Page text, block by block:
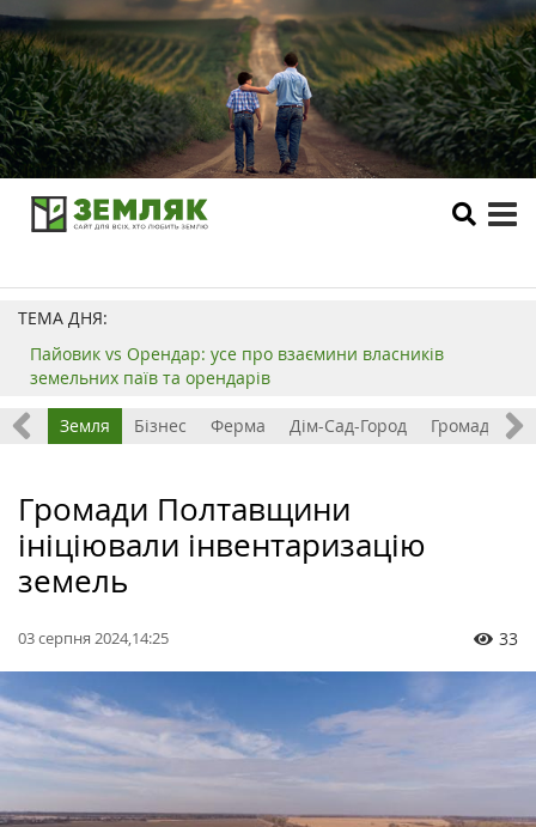
ТЕМА ДНЯ:
Пайовик vs Орендар: усе про взаємини власників
земельних паїв та орендарів
Все Земля Бізнес Ферма Дім-Сад-Город Громада
Громади Полтавщини
ініціювали інвентаризацію
земель
03 серпня 2024,14:25 33